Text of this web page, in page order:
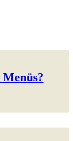
Menüs?